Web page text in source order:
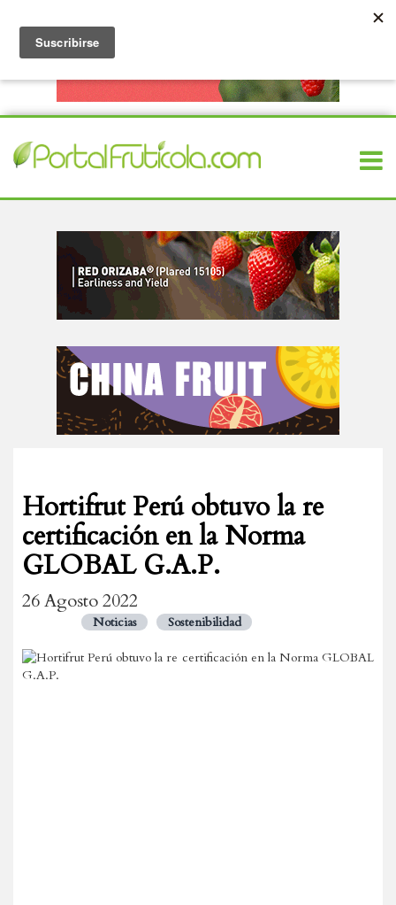
Hortifrut Perú obtuvo la re
certificación en la Norma
GLOBAL G.A.P.
26 Agosto 2022
Noticias Sostenibilidad